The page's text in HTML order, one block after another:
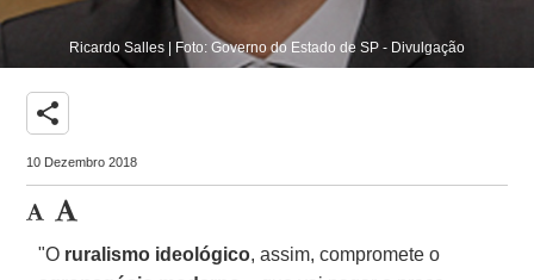
Ricardo Salles | Foto: Governo do Estado de SP - Divulgação
share
10 Dezembro 2018
"O ruralismo ideológico, assim, compromete o